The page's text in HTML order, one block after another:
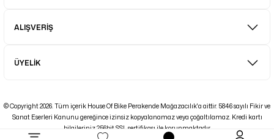
ALIŞVERİŞ
ÜYELİK
© Copyright 2026. Tüm içerik House Of Bike Perakende Mağazacılık'a aittir. 5846 sayılı Fikir ve
Sanat Eserleri Kanunu gereğince izinsiz kopyalanamaz veya çoğaltılamaz. Kredi kartı
bilgileriniz 256bit SSL sertifikası ile korunmaktadır.